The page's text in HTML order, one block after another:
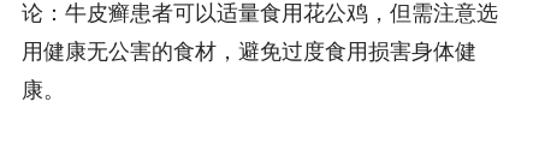
论：牛皮癣患者可以适量食用花公鸡，但需注意选
用健康无公害的食材，避免过度食用损害身体健
康。